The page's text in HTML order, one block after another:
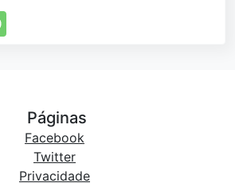
Páginas
Facebook
Twitter
Privacidade